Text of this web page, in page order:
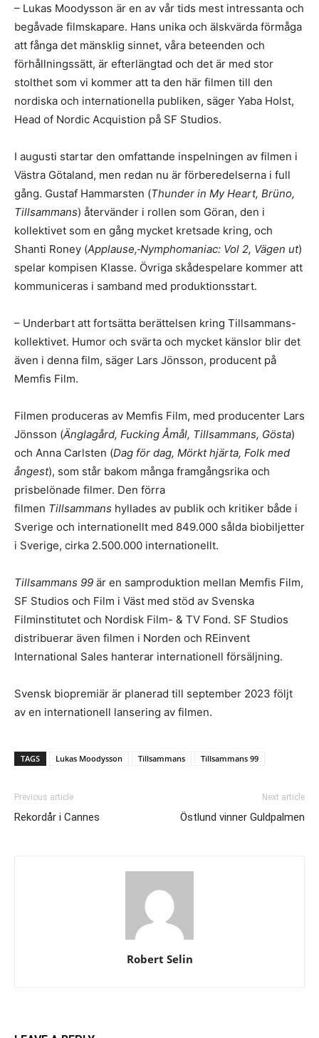
– Lukas Moodysson är en av vår tids mest intressanta och
begåvade filmskapare. Hans unika och älskvärda förmåga
att fånga det mänsklig sinnet, våra beteenden och
förhållningssätt, är efterlängtad och det är med stor
stolthet som vi kommer att ta den här filmen till den
nordiska och internationella publiken, säger Yaba Holst,
Head of Nordic Acquistion på SF Studios.
I augusti startar den omfattande inspelningen av filmen i
Västra Götaland, men redan nu är förberedelserna i full
gång. Gustaf Hammarsten (Thunder in My Heart, Brüno,
Tillsammans) återvänder i rollen som Göran, den i
kollektivet som en gång mycket kretsade kring, och
Shanti Roney (Applause, Nymphomaniac: Vol 2, Vägen ut)
spelar kompisen Klasse. Övriga skådespelare kommer att
kommuniceras i samband med produktionsstart.
– Underbart att fortsätta berättelsen kring Tillsammans-
kollektivet. Humor och svärta och mycket känslor blir det
även i denna film, säger Lars Jönsson, producent på
Memfis Film.
Filmen produceras av Memfis Film, med producenter Lars
Jönsson (Änglagård, Fucking Åmål, Tillsammans, Gösta)
och Anna Carlsten (Dag för dag, Mörkt hjärta, Folk med
ångest), som står bakom många framgångsrika och
prisbelönade filmer. Den förra
filmen Tillsammans hyllades av publik och kritiker både i
Sverige och internationellt med 849.000 sålda biobiljetter
i Sverige, cirka 2.500.000 internationellt.
Tillsammans 99 är en samproduktion mellan Memfis Film,
SF Studios och Film i Väst med stöd av Svenska
Filminstitutet och Nordisk Film- & TV Fond. SF Studios
distribuerar även filmen i Norden och REinvent
International Sales hanterar internationell försäljning.
Svensk biopremiär är planerad till september 2023 följt
av en internationell lansering av filmen.
TAGS Lukas Moodysson Tillsammans Tillsammans 99
Previous article
Rekordår i Cannes
Next article
Östlund vinner Guldpalmen
Robert Selin